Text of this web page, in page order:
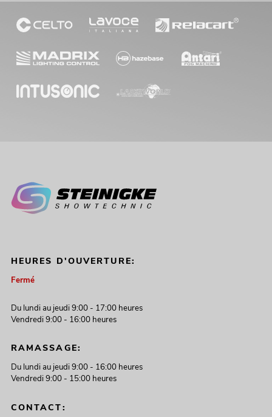
HEURES D'OUVERTURE:
Fermé
Du lundi au jeudi 9:00 - 17:00 heures
Vendredi 9:00 - 16:00 heures
RAMASSAGE:
Du lundi au jeudi 9:00 - 16:00 heures
Vendredi 9:00 - 15:00 heures
CONTACT: